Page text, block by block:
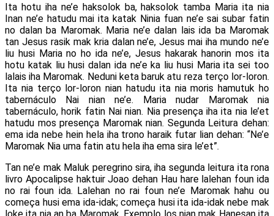
Ita hotu iha ne’e haksolok ba, haksolok tamba Maria ita nia
Inan ne’e hatudu mai ita katak Ninia fuan ne’e sai subar fatin
no dalan ba Maromak. Maria ne’e dalan lais ida ba Maromak
tan Jesus rasik mak kria dalan ne’e, Jesus mai iha mundo ne’e
liu husi Maria no ho ida ne’e, Jesus hakarak hanorin mos ita
hotu katak liu husi dalan ida ne’e ka liu husi Maria ita sei too
lalais iha Maromak. Neduni keta baruk atu reza terço lor-loron.
Ita nia terço lor-loron nian hatudu ita nia moris hamutuk ho
tabernáculo Nai nian ne’e. Maria nudar Maromak nia
tabernáculo, horik fatin Nai nian. Nia presença iha ita nia le’et
hatudu mos presença Maromak nian. Segunda Leitura dehan:
ema ida nebe hein hela iha trono haraik futar lian dehan: “Ne’e
Maromak Nia uma fatin atu hela iha ema sira le’et”.
Tan ne’e mak Maluk peregrino sira, iha segunda leitura ita rona
livro Apocalipse haktuir Joao dehan Hau hare lalehan foun ida
no rai foun ida. Lalehan no rai foun ne’e Maromak hahu ou
começa husi ema ida-idak; começa husi ita ida-idak nebe mak